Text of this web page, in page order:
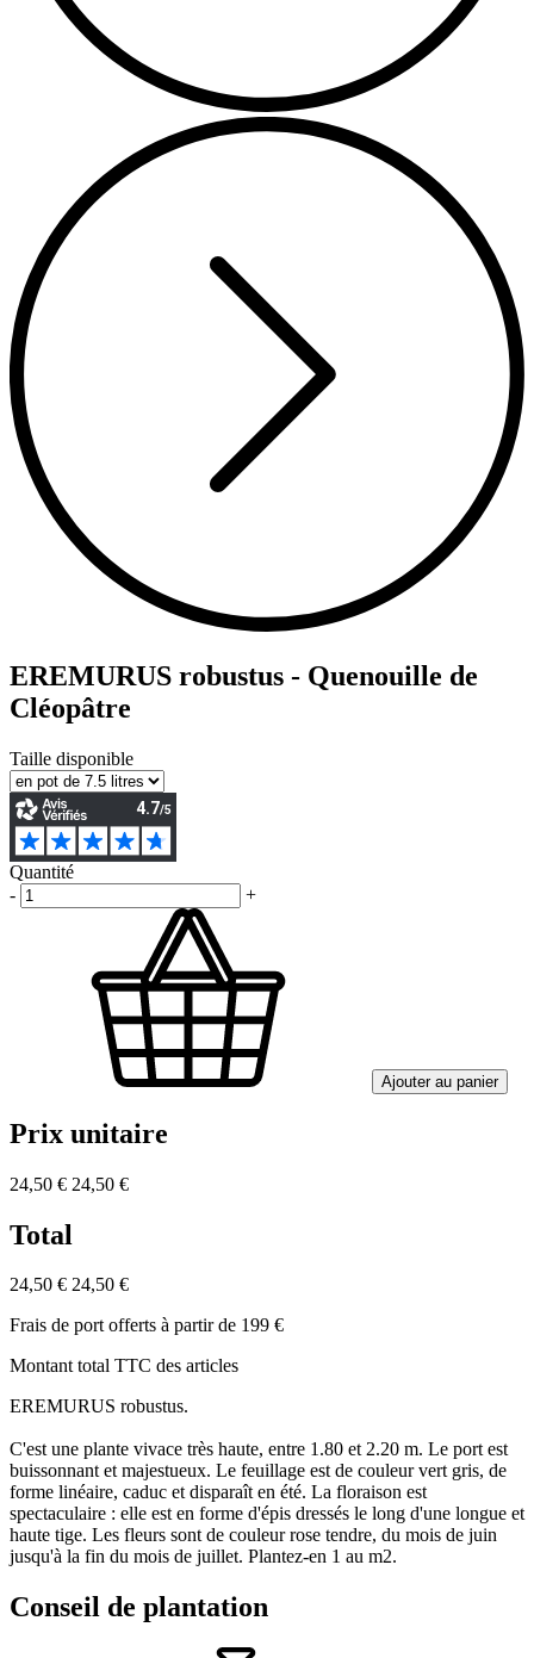
EREMURUS robustus - Quenouille de
Cléopâtre
Taille disponible
Quantité
-
+
Ajouter au panier
Prix unitaire
24,50 € 24,50 €
Total
24,50 € 24,50 €
Frais de port offerts à partir de 199 €
Montant total TTC des articles
EREMURUS robustus.
C'est une plante vivace très haute, entre 1.80 et 2.20 m. Le port est
buissonnant et majestueux. Le feuillage est de couleur vert gris, de
forme linéaire, caduc et disparaît en été. La floraison est
spectaculaire : elle est en forme d'épis dressés le long d'une longue et
haute tige. Les fleurs sont de couleur rose tendre, du mois de juin
jusqu'à la fin du mois de juillet. Plantez-en 1 au m2.
Conseil de plantation